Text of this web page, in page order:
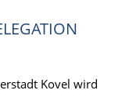
Kovel wird